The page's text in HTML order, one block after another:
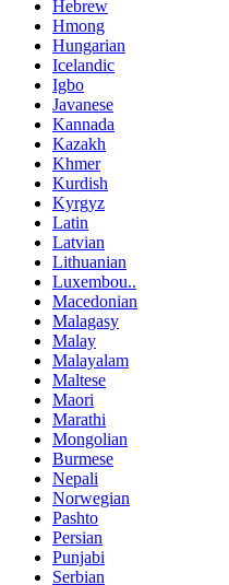
Hebrew
Hmong
Hungarian
Icelandic
Igbo
Javanese
Kannada
Kazakh
Khmer
Kurdish
Kyrgyz
Latin
Latvian
Lithuanian
Luxembou..
Macedonian
Malagasy
Malay
Malayalam
Maltese
Maori
Marathi
Mongolian
Burmese
Nepali
Norwegian
Pashto
Persian
Punjabi
Serbian